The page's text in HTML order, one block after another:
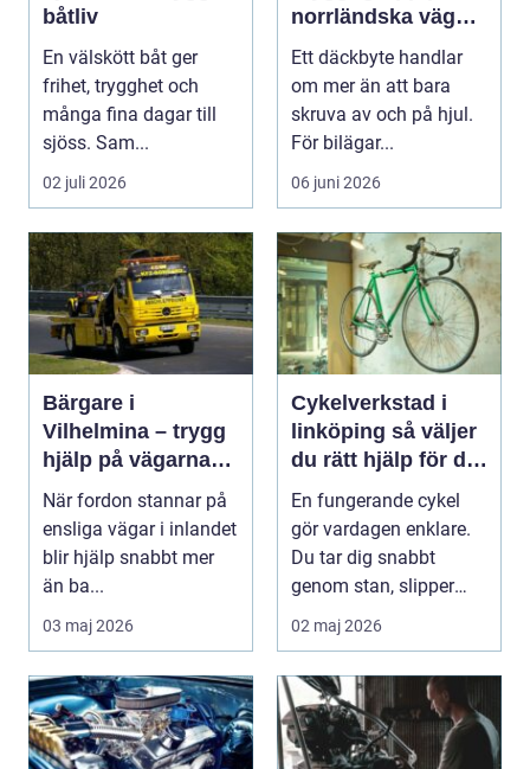
båtliv
En välskött båt ger
frihet, trygghet och
många fina dagar till
sjöss. Sam...
02 juli 2026
norrländska vägar
året runt
Ett däckbyte handlar
om mer än att bara
skruva av och på hjul.
För bilägar...
06 juni 2026
Bärgare i
Vilhelmina – trygg
hjälp på vägarna
året runt
När fordon stannar på
ensliga vägar i inlandet
blir hjälp snabbt mer
än ba...
03 maj 2026
Cykelverkstad i
linköping så väljer
du rätt hjälp för din
cykel
En fungerande cykel
gör vardagen enklare.
Du tar dig snabbt
genom stan, slipper
köer och får motion ...
02 maj 2026